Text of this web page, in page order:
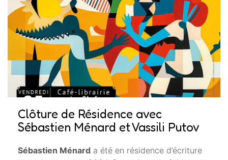
Clôture de Résidence avec
Sébastien Ménard et Vassili Putov
Sébastien Ménard a été en résidence d’écriture